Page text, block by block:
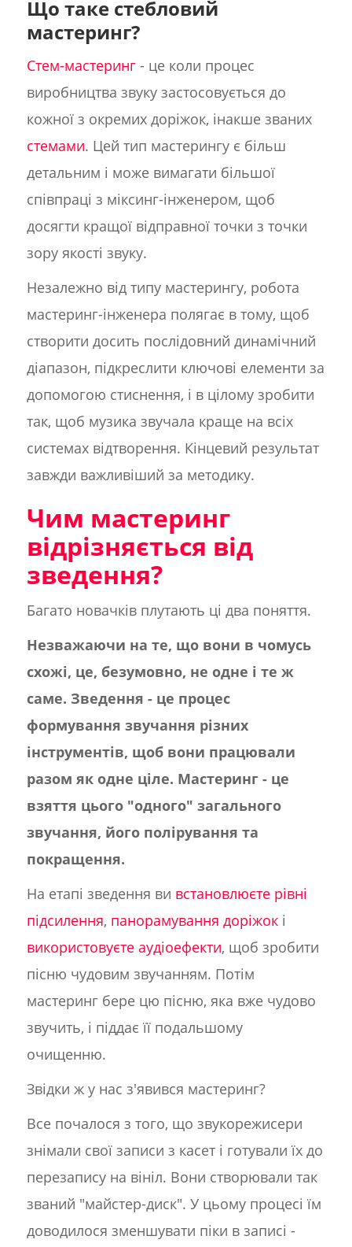
Що таке стебловий
мастеринг?
Стем-мастеринг- це коли процес
виробництва звуку застосовується до
кожної з окремих доріжок, інакше званих
стемами. Цей тип мастерингу є більш
детальним і може вимагати більшої
співпраці з міксинг-інженером, щоб
досягти кращої відправної точки з точки
зору якості звуку.
Незалежно від типу мастерингу, робота
мастеринг-інженера полягає в тому, щоб
створити досить послідовний динамічний
діапазон, підкреслити ключові елементи за
допомогою стиснення, і в цілому зробити
так, щоб музика звучала краще на всіх
системах відтворення. Кінцевий результат
завжди важливіший за методику.
Чим мастеринг
відрізняється від
зведення?
Багато новачків плутають ці два поняття.
Незважаючи на те, що вони в чомусь
схожі, це, безумовно, не одне і те ж
саме. Зведення - це процес
формування звучання різних
інструментів, щоб вони працювали
разом як одне ціле. Мастеринг - це
взяття цього "одного" загального
звучання, його полірування та
покращення.
На етапі зведення ви встановлюєте рівні
підсилення, панорамування доріжокі
використовуєте аудіоефекти, щоб зробити
пісню чудовим звучанням. Потім
мастеринг бере цю пісню, яка вже чудово
звучить, і піддає її подальшому
очищенню.
Звідки ж у нас з'явився мастеринг?
Все почалося з того, що звукорежисери
знімали свої записи з касет і готували їх до
перезапису на вініл. Вони створювали так
званий "майстер-диск". У цьому процесі їм
доводилося зменшувати піки в записі -